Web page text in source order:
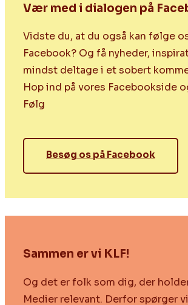
Vær med i dialogen på
Vidste du, at du også kan følge
Facebook? Og få nyheder,
mindst deltage i et sobert
Hop ind på vores Facebookside
Følg
Besøg os på Facebook
Sammen er vi KLF!
Og det er folk som dig, der
Medier relevant. Derfor spørger